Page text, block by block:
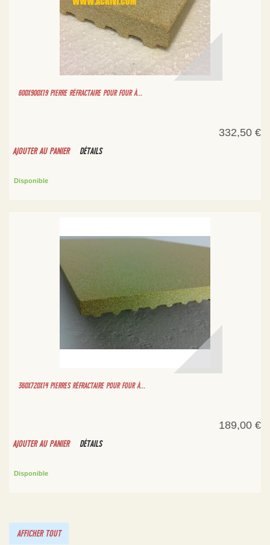
600X900X19 PIERRE RÉFRACTAIRE POUR FOUR À...
332,50 €
AJOUTER AU PANIER DÉTAILS
Disponible
360X720X14 PIERRES RÉFRACTAIRE POUR FOUR À...
189,00 €
AJOUTER AU PANIER DÉTAILS
Disponible
AFFICHER TOUT